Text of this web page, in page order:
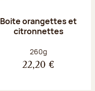
Boite orangettes et
citronnettes
Poids net :
260g
22,20 €